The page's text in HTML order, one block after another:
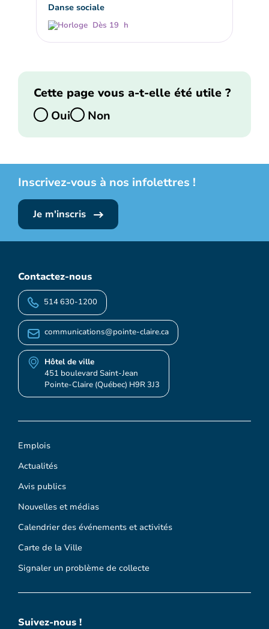
Danse sociale
Dès 19 h
Cette page vous a-t-elle été utile ?
Oui
Non
Inscrivez-vous à nos infolettres !
Je m'inscris
Emplois
Actualités
Avis publics
Nouvelles et médias
Calendrier des événements et activités
Carte de la Ville
Signaler un problème de collecte
Contactez-nous
514 630-1200
communications@pointe-claire.ca
Hôtel de ville
451 boulevard Saint-Jean
Pointe-Claire (Québec) H9R 3J3
Suivez-nous !